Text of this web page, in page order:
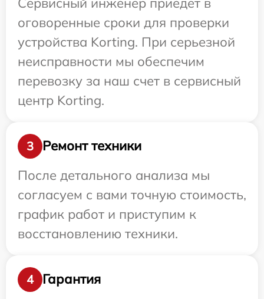
оговоренные сроки для проверки
устройства Korting. При серьезной
неисправности мы обеспечим
перевозку за наш счет в сервисный
центр Korting.
3
Ремонт техники
После детального анализа мы
согласуем с вами точную стоимость,
график работ и приступим к
восстановлению техники.
4
Гарантия